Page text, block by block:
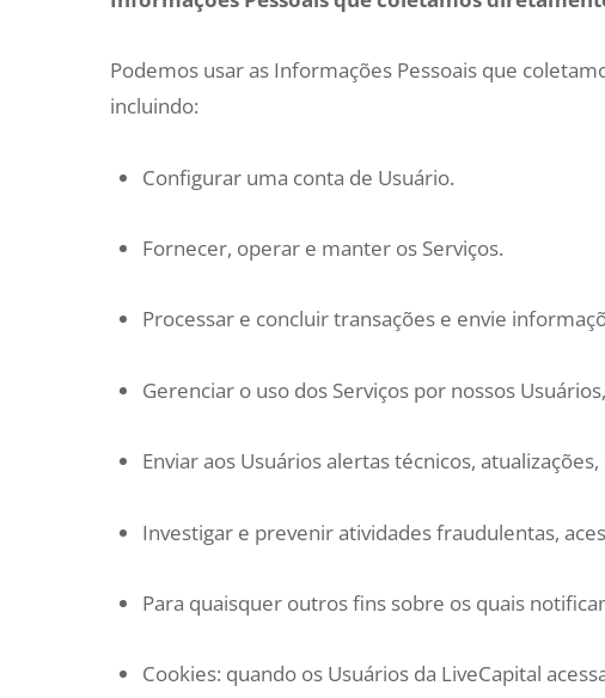
Podemos usar as Informações Pessoais que
incluindo:
Configurar uma conta de Usuário.
Fornecer, operar e manter os Serviços.
Processar e concluir transações e envie
Gerenciar o uso dos Serviços por nossos
Enviar aos Usuários alertas técnicos,
Investigar e prevenir atividades fraudulentas,
Para quaisquer outros fins sobre os quais
Cookies: quando os Usuários da LiveCapital